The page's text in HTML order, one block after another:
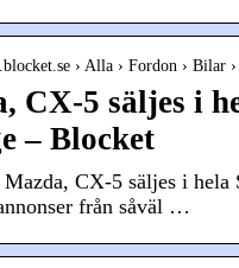
› Alla › Fordon › Bilar
CX-5 säljes i
– Blocket
Mazda, CX-5 säljes i hela
från såväl …